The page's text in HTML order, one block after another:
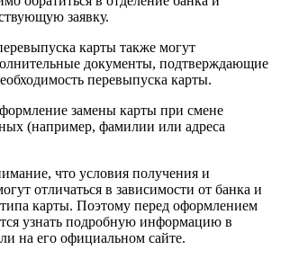
заявку.
карты также могут
документы, подтверждающие
перевыпуска карты.
замены карты при смене
(например, фамилии или адреса
что условия получения и
отличаться в зависимости от банка и
типа карты. Поэтому перед оформлением
узнать подробную информацию в
на его официальном сайте.